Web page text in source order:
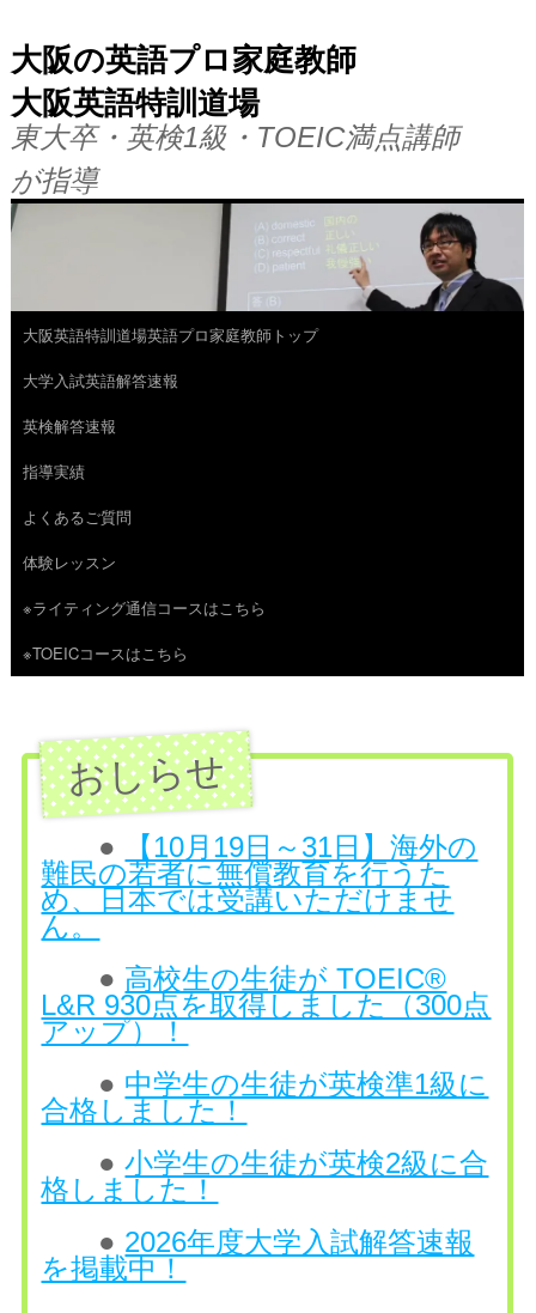
大阪の英語プロ家庭教師
大阪英語特訓道場
東大卒・英検1級・TOEIC満点講師
が指導
コ
ン
テ
ン
ツ
へ
ス
キ
大阪英語特訓道場英語プロ家庭教師トップ
大学入試英語解答速報
英検解答速報
指導実績
よくあるご質問
体験レッスン
※ライティング通信コースはこちら
※TOEICコースはこちら
●
【10月19日～31日】海外の
難民の若者に無償教育を行うた
め、日本では受講いただけませ
ん。
● 高校生の生徒が TOEIC®
L&R 930点を取得しました（300点
アップ）！
● 中学生の生徒が英検準1級に
合格しました！
●小学生の生徒が英検2級に合
格しました！
● 2026年度大学入試解答速報
を掲載中！